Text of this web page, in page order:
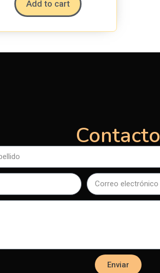
Add to cart
Contacto
Enviar